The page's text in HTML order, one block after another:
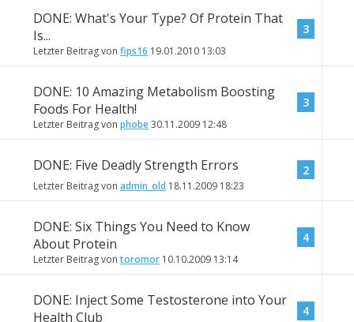
DONE: What's Your Type? Of Protein That
Is...
Letzter Beitrag von fips16 19.01.2010 13:03
3
DONE: 10 Amazing Metabolism Boosting
Foods For Health!
Letzter Beitrag von phobe30.11.2009 12:48
3
DONE: Five Deadly Strength Errors
Letzter Beitrag von admin_old 18.11.2009 18:23
2
DONE: Six Things You Need to Know
About Protein
Letzter Beitrag von toromor 10.10.2009 13:14
4
DONE: Inject Some Testosterone into Your
Health Club
4